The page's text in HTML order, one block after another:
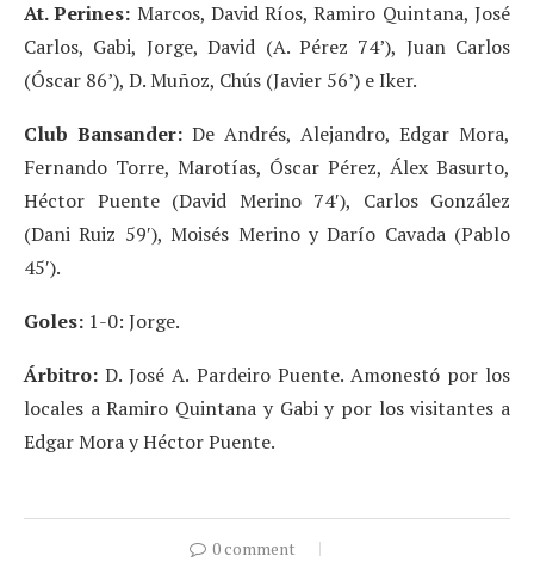
At. Perines: Marcos, David Ríos, Ramiro Quintana, José
Carlos, Gabi, Jorge, David (A. Pérez 74’), Juan Carlos
(Óscar 86’), D. Muñoz, Chús (Javier 56’) e Iker.
Club Bansander: De Andrés, Alejandro, Edgar Mora,
Fernando Torre, Marotías, Óscar Pérez, Álex Basurto,
Héctor Puente (David Merino 74′), Carlos González
(Dani Ruiz 59′), Moisés Merino y Darío Cavada (Pablo
45′).
Goles: 1-0: Jorge.
Árbitro: D. José A. Pardeiro Puente. Amonestó por los
locales a Ramiro Quintana y Gabi y por los visitantes a
Edgar Mora y Héctor Puente.
0 comment